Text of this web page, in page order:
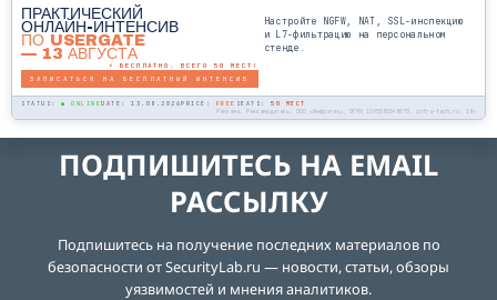
ПРАКТИЧЕСКИЙ
ОНЛАЙН-ИНТЕНСИВ
ПО USERGATE
— 13 АВГУСТА
Настройте NGFW, NAT, SSL-инспекцию
и L7-фильтрацию на персональном
стенде.
⚡ БЕСПЛАТНО. ВСЕГО 50 МЕСТ!
ЗАПИСАТЬСЯ НА БЕСПЛАТНЫЙ ИНТЕНСИВ
STATUS: ● ONLINEDATE: 13.08.2026PRICE: FREE SEATS: 50 МЕСТ
Реклама. Рекламодатель: ООО «Инфратех», ОГРН 1195081048073, infra-tech.ru, 18+
ПОДПИШИТЕСЬ НА EMAIL
РАССЫЛКУ
Подпишитесь на получение последних материалов по
безопасности от SecurityLab.ru — новости, статьи, обзоры
уязвимостей и мнения аналитиков.